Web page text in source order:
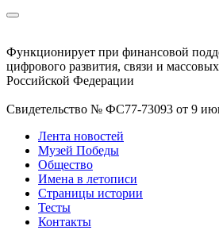
Функционирует при финансовой
цифрового развития, связи и
Российской Федерации
Свидетельство № ФС77-73093 от 9
Лента новостей
Музей Победы
Общество
Имена в летописи
Страницы истории
Тесты
Контакты